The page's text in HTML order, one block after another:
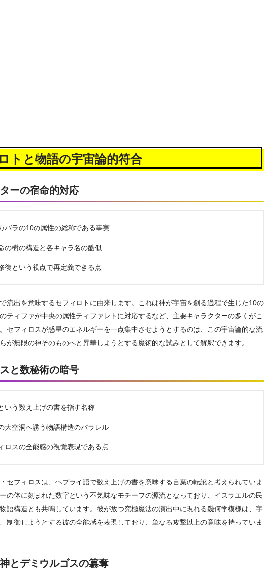
トと物語の宇宙論的符合
ーの宿命的対応
バラの10の属性の総称である事実
の樹の構造と各キャラ名の酷似
復という視点で再定義できる点
流出を意味するセフィロトに由来します。これは神が宇宙を創る過程で生じた10の
ティファが中央の属性ティファレトに対応するなど、主要キャラクターの多くがこ
セフィロスが惑星のエネルギーを一点集中させようとするのは、この宇宙論的な流
が無限の神そのものへと昇華しようとする魔術的な試みとして解釈できます。
と数秘術の暗号
いう数え上げの書を指す名称
大空洞へ誘う物語構造のパラレル
ロスの全能感の視覚表現である点
セフィロスは、ヘブライ語で数え上げの書を意味する言葉の転訛と考えられていま
の体に刻まれた数字という不気味なモチーフの源流となっており、イスラエルの民
語構造とも共鳴しています。彼が放つ究極魔法の演出中に現れる幾何学模様は、宇
制御しようとする彼の全能感を表現しており、単なる攻撃以上の意味を持っていま
とデミウルゴスの簒奪